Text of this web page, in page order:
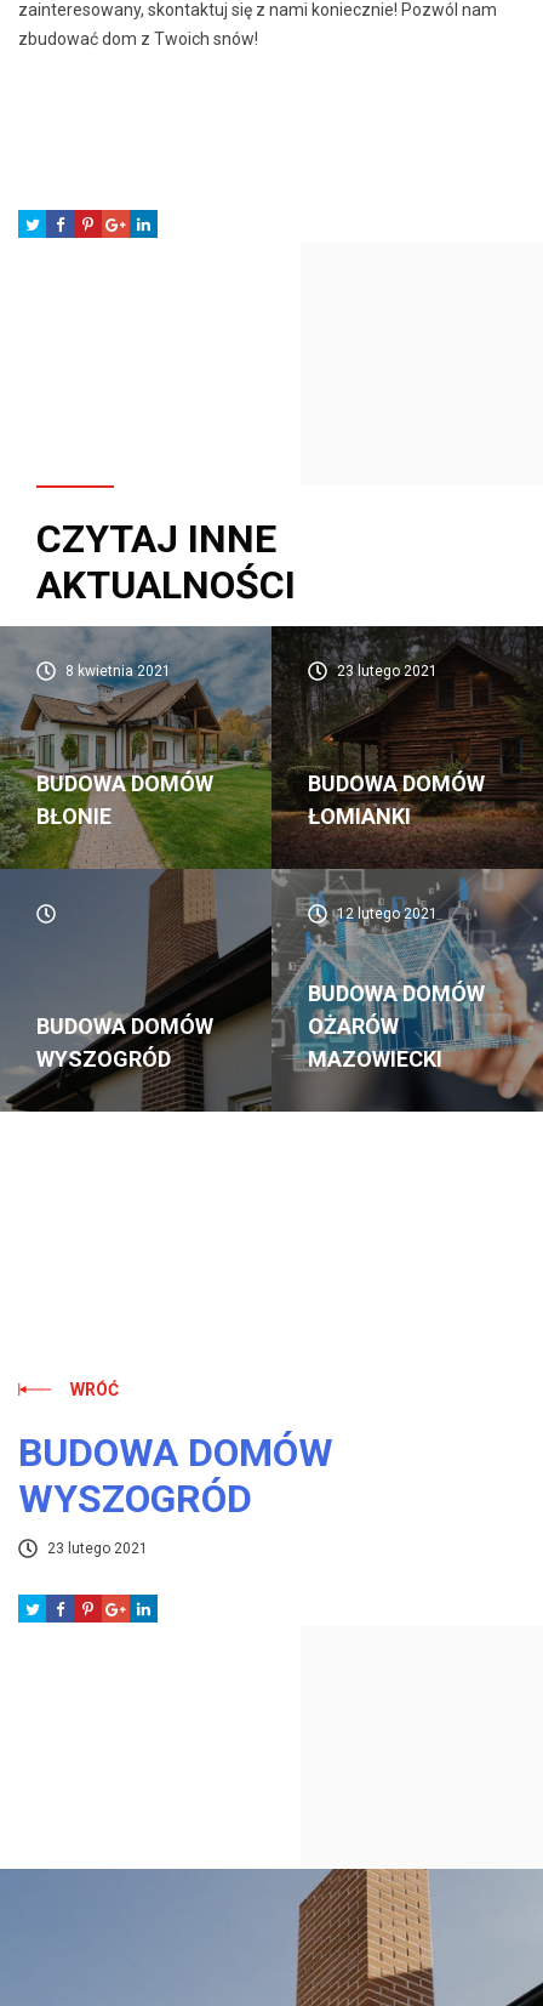
zainteresowany, skontaktuj się z nami koniecznie! Pozwól nam
zbudować dom z Twoich snów!
CZYTAJ INNE
AKTUALNOŚCI
8 kwietnia 2021
BUDOWA DOMÓW
BŁONIE
23 lutego 2021
BUDOWA DOMÓW
ŁOMIANKI
BUDOWA DOMÓW
WYSZOGRÓD
12 lutego 2021
BUDOWA DOMÓW
OŻARÓW
MAZOWIECKI
WRÓĆ
BUDOWA DOMÓW
WYSZOGRÓD
23 lutego 2021